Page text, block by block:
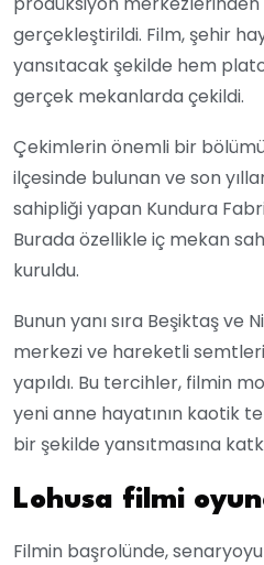
gerçekleştirildi. Film, şehir
yansıtacak şekilde hem
gerçek mekanlarda çekildi.
Çekimlerin önemli bir
ilçesinde bulunan ve son
sahipliği yapan Kundura
Burada özellikle iç mekan
kuruldu.
Bunun yanı sıra Beşiktaş ve
merkezi ve hareketli
yapıldı. Bu tercihler, filmin
yeni anne hayatının kaotik
bir şekilde yansıtmasına
Lohusa filmi
Filmin başrolünde,